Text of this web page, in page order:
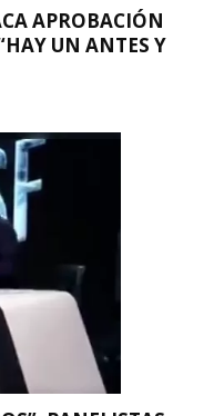
APROBACIÓN
UN ANTES Y